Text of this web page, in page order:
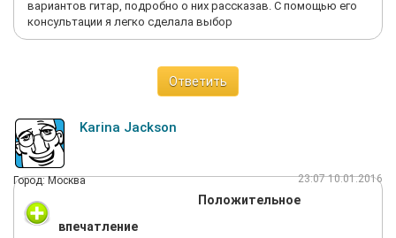
вариантов гитар, подробно о них рассказав. С помощью его
консультации я легко сделала выбор
Ответить
Karina Jackson
Город: Москва 23:07 10.01.2016
Положительное
впечатление